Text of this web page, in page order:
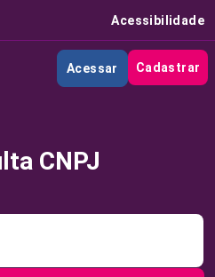
Acessibilidade
Acessar Cadastrar
CNPJ